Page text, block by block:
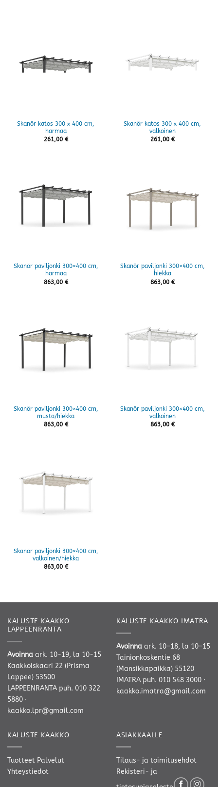
Skanör katos 300 x 400 cm,
harmaa
261,00 €
Skanör katos 300 x 400 cm,
valkoinen
261,00 €
Skanör paviljonki 300×400 cm,
harmaa
863,00 €
Skanör paviljonki 300×400 cm,
hiekka
863,00 €
Skanör paviljonki 300×400 cm,
musta/hiekka
863,00 €
Skanör paviljonki 300×400 cm,
valkoinen
863,00 €
Skanör paviljonki 300×400 cm,
valkoinen/hiekka
863,00 €
KALUSTE KAAKKO
LAPPEENRANTA
Avoinna ark. 10-19, la 10-15
Kaakkoiskaari 22 (Prisma
Lappee) 53500
LAPPEENRANTA puh. 010 322
5880 ·
kaakko.lpr@gmail.com
KALUSTE KAAKKO IMATRA
Avoinna ark. 10–18, la 10–15
Tainionkoskentie 68
(Mansikkapaikka) 55120
IMATRA puh. 010 548 3000 ·
kaakko.imatra@gmail.com
KALUSTE KAAKKO
Tuotteet Palvelut
Yhteystiedot
ASIAKKAALLE
Tilaus- ja toimitusehdot
Rekisteri- ja